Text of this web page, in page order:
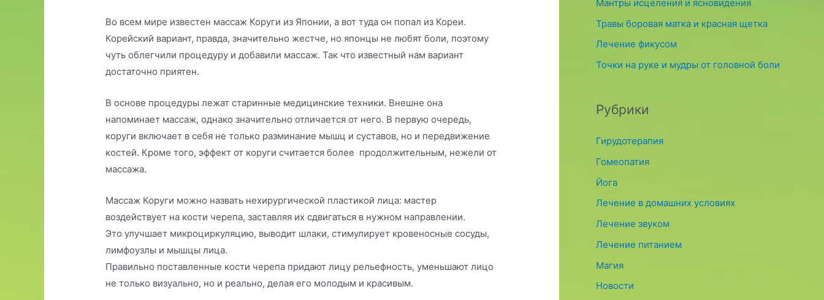
Во всем мире известен массаж Коруги из Японии, а вот туда он попал из Кореи.
Корейский вариант, правда, значительно жестче, но японцы не любят боли, поэтому
чуть облегчили процедуру и добавили массаж. Так что известный нам вариант
достаточно приятен.
В основе процедуры лежат старинные медицинские техники. Внешне она
напоминает массаж, однако значительно отличается от него. В первую очередь,
коруги включает в себя не только разминание мышц и суставов, но и передвижение
костей. Кроме того, эффект от коруги считается более продолжительным, нежели от
массажа.
Массаж Коруги можно назвать нехирургической пластикой лица: мастер
воздействует на кости черепа, заставляя их сдвигаться в нужном направлении.
Это улучшает микроциркуляцию, выводит шлаки, стимулирует кровеносные сосуды,
лимфоузлы и мышцы лица.
Правильно поставленные кости черепа придают лицу рельефность, уменьшают лицо
не только визуально, но и реально, делая его молодым и красивым.
r
:
Мантры исцеления и ясновидения
Травы боровая матка и красная щетка
Лечение фикусом
Точки на руке и мудры от головной боли
Рубрики
Гирудотерапия
Гомеопатия
Йога
Лечение в домашних условиях
Лечение звуком
Лечение питанием
Магия
Новости